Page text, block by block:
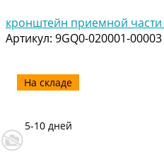
кронштейн приемной части
Артикул: 9GQ0-020001-00003
На складе
5-10 дней